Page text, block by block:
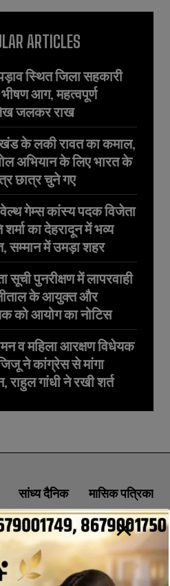
ARTICLES
स्थित जिला सहकारी
आग, महत्वपूर्ण
जलकर राख
के लकी रावत का कमाल,
अभियान के लिए भारत के
छात्र चुने गए
गेम्स कांस्य पदक विजेता
शर्मा का देहरादून में भव्य
सम्मान में उमड़ा शहर
सूची पुनरीक्षण में लापरवाही
के आयुक्त और
को आयोग का नोटिस
व महिला आरक्षण विधेयक
ने कांग्रेस से मांगा
राहुल गांधी ने रखी शर्त
सांध्य दैनिक मासिक पत्रिका
POLICY NEWSLETTER